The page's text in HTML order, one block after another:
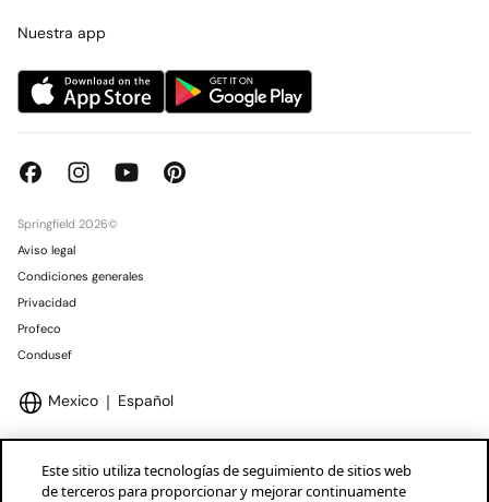
Tiendas
Nuestra app
Springfield 2026©
Aviso legal
Condiciones generales
Privacidad
Profeco
Condusef
Mexico Español
Este sitio utiliza tecnologías de seguimiento de sitios web
de terceros para proporcionar y mejorar continuamente